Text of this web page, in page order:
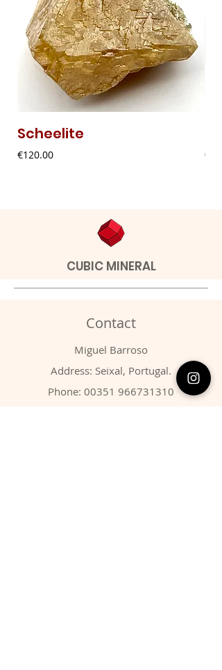
Scheelite
Price
€120.00 Price
CUBIC MINERAL
Contact
Miguel Barroso
Address: Seixal, Portugal.
Phone: 00351 966731310